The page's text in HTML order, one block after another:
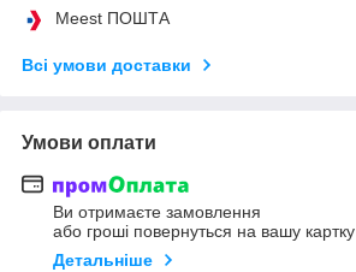
Meest ПОШТА
Всі умови доставки
Умови оплати
Ви отримаєте замовлення
або гроші повернуться на вашу картку
Детальніше